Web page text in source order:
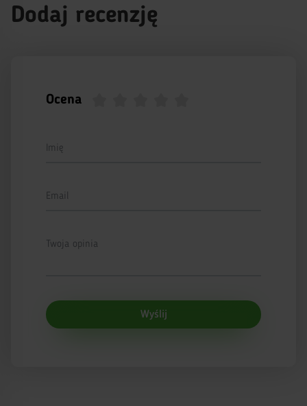
Dodaj recenzję
Ocena
Imię
Email
Twoja opinia
Wyślij